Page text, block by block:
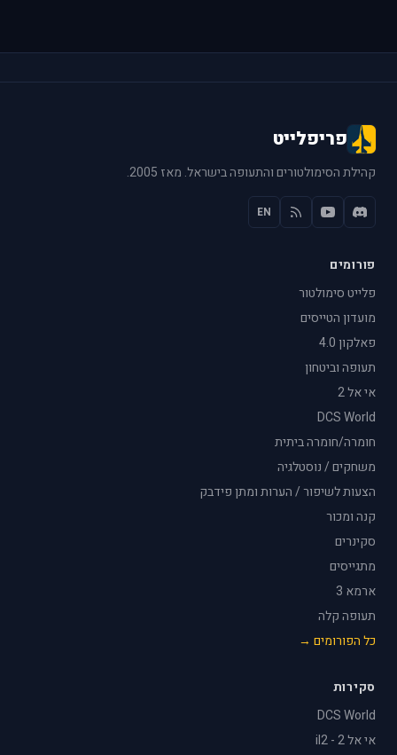
פריפלייט
קהילת הסימולטורים והתעופה בישראל. מאז 2005.
EN
פורומים
פלייט סימולטור
מועדון הטייסים
פאלקון 4.0
תעופה וביטחון
אי אל 2
DCS World
חומרה/חומרה ביתית
משחקים / נוסטלגיה
הצעות לשיפור / הערות ומתן פידבק
קנה ומכור
סקינרים
מתגייסים
ארמא 3
תעופה קלה
כל הפורומים →
סקירות
DCS World
אי אל 2 - il2